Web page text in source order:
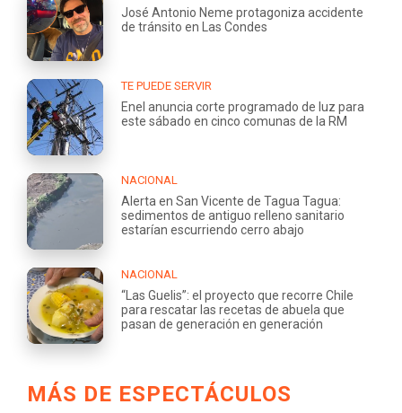
José Antonio Neme protagoniza accidente
de tránsito en Las Condes
TE PUEDE SERVIR
Enel anuncia corte programado de luz para
este sábado en cinco comunas de la RM
NACIONAL
Alerta en San Vicente de Tagua Tagua:
sedimentos de antiguo relleno sanitario
estarían escurriendo cerro abajo
NACIONAL
“Las Guelis”: el proyecto que recorre Chile
para rescatar las recetas de abuela que
pasan de generación en generación
MÁS DE ESPECTÁCULOS